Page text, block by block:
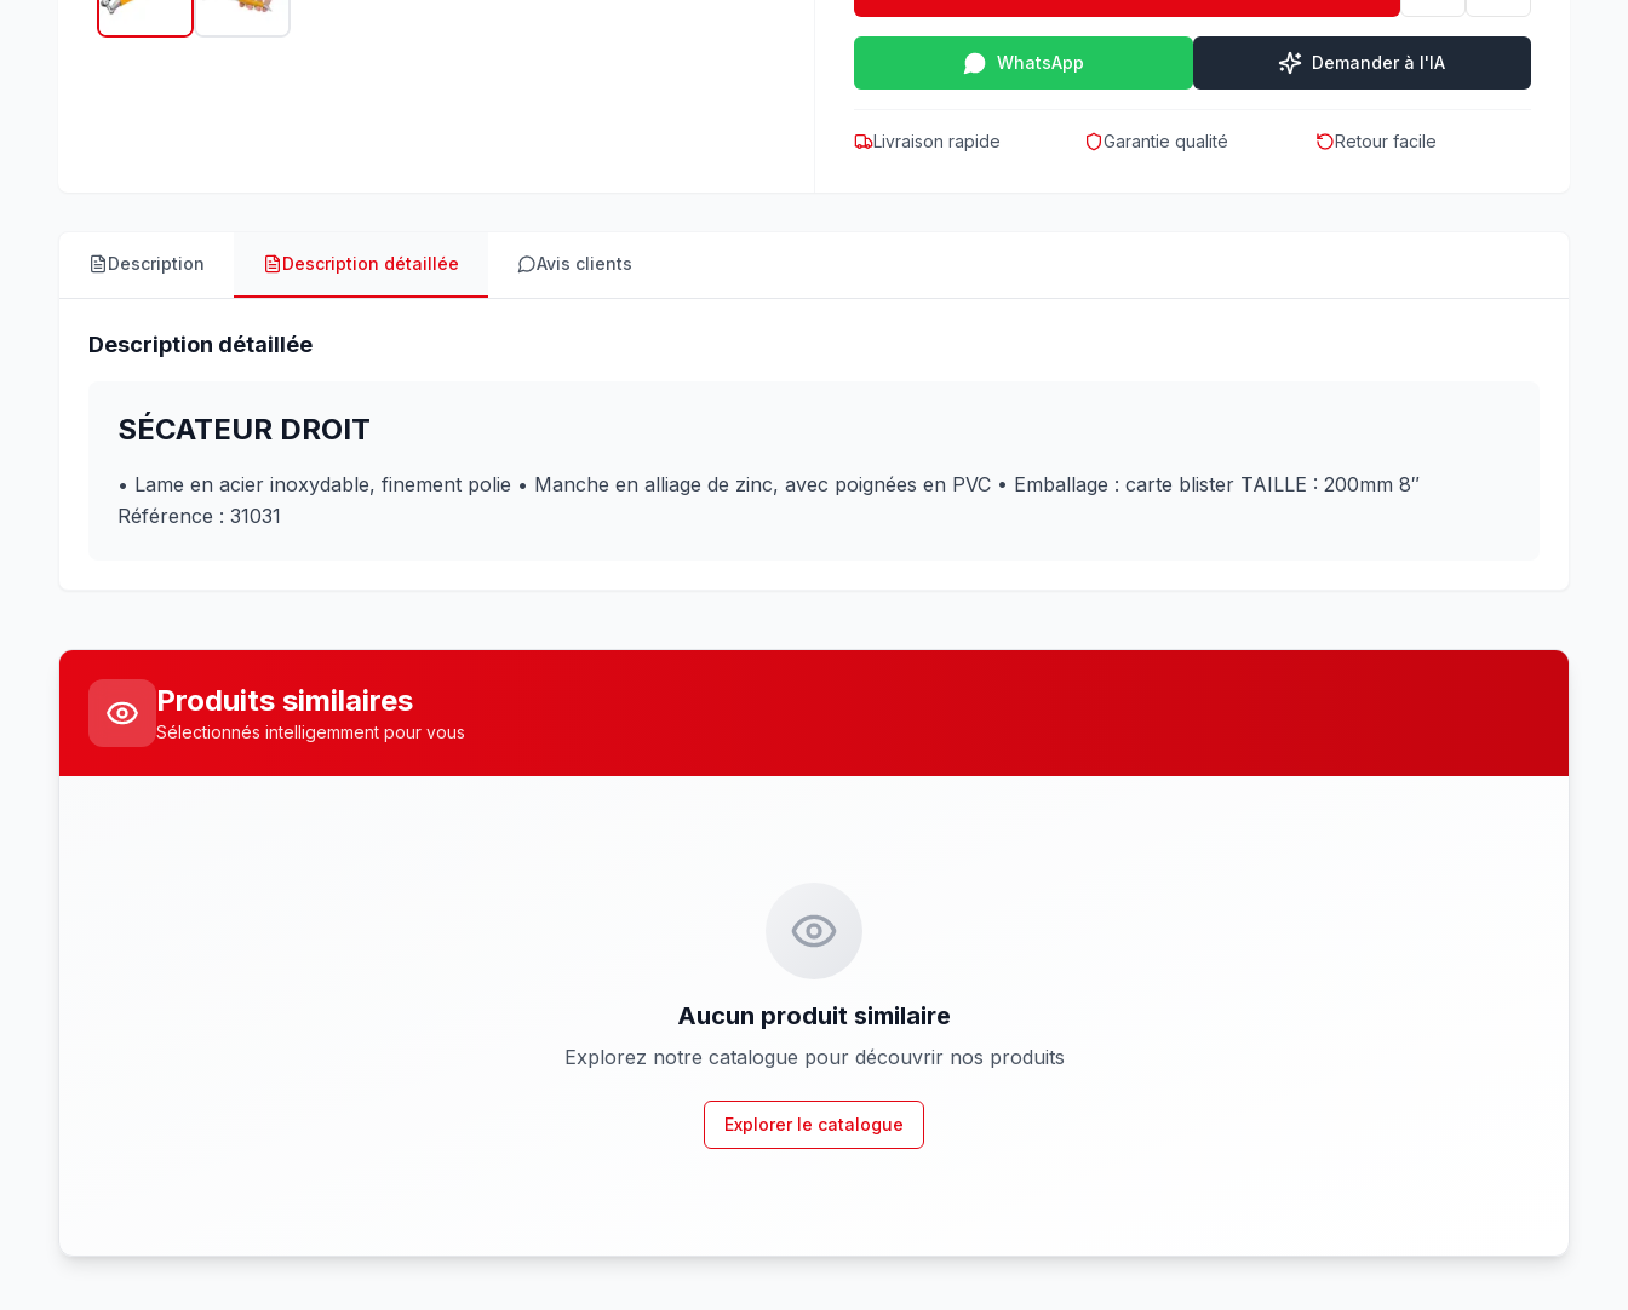
WhatsApp Demander à l'IA
Livraison rapide Garantie qualité Retour facile
Description Description détaillée Avis clients
Description détaillée
SÉCATEUR DROIT
• Lame en acier inoxydable, finement polie • Manche en alliage de zinc, avec poignées en PVC • Emballage : carte blister TAILLE : 200mm 8″
Référence : 31031
Produits similaires
Sélectionnés intelligemment pour vous
Aucun produit similaire
Explorez notre catalogue pour découvrir nos produits
Explorer le catalogue